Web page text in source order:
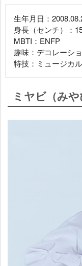
生年月日：
身長（センチ）：
MBTI：ENFP
趣味：デコレーシ
特技：ミュージカ
ミヤビ（みや